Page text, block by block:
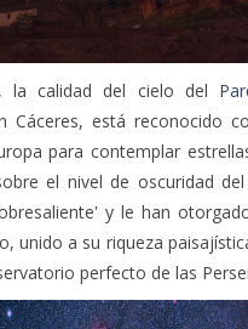
Cáceres, está reconocido
para contemplar
el nivel de oscuridad
unido a su riqueza
perfecto de las